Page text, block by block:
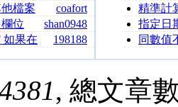
coafort
檔案
shan0948
位
198188
如果在
精準計
平分指定日
數
同數值
, 總文章